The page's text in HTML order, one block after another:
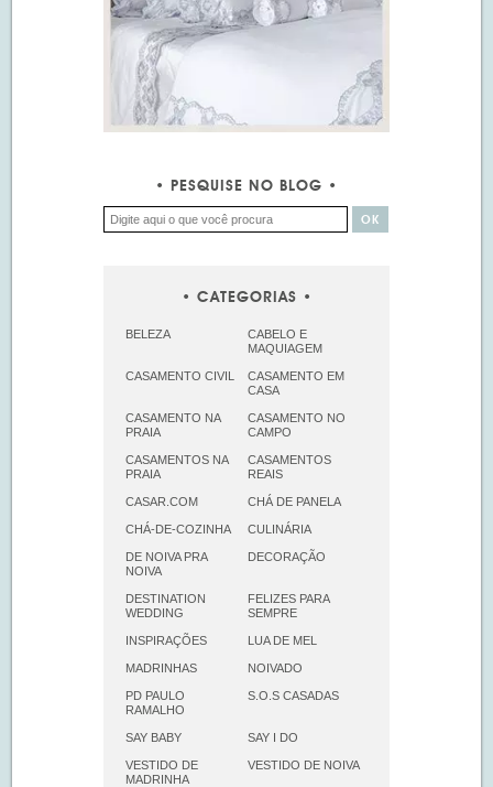
PESQUISE NO BLOG
CATEGORIAS
BELEZA
CABELO E
MAQUIAGEM
CASAMENTO CIVIL
CASAMENTO EM
CASA
CASAMENTO NA
PRAIA
CASAMENTO NO
CAMPO
CASAMENTOS NA
PRAIA
CASAMENTOS
REAIS
CASAR.COM CHÁ DE PANELA
CHÁ-DE-COZINHA CULINÁRIA
DE NOIVA PRA
NOIVA
DECORAÇÃO
DESTINATION
WEDDING
FELIZES PARA
SEMPRE
INSPIRAÇÕES LUA DE MEL
MADRINHAS NOIVADO
PD PAULO
RAMALHO
S.O.S CASADAS
SAY BABY SAY I DO
VESTIDO DE
MADRINHA
VESTIDO DE NOIVA